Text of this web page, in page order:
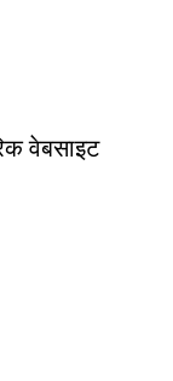
वेबसाइट